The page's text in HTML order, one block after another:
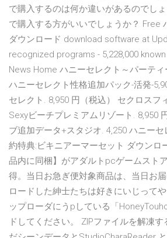
で購入するのは何か違いがあるのでし
で購入する方がいいでしょうか？ Free
ダウンロード download software at
recognized programs - 5,228,000
News Home ハニーセレクト～パーティ
ハニーセレクト性格追加パック-活発-
セレクト. 8,950 円（税込） セクロスフ
Sexyビーチプレミアムリゾート. 8,950
ブ追加データ+スタジオ. 4,250 ハニー
約特典:ビキニアーマーセット ダウン
品内に同梱】がアダルトpcゲームスト
得。当日お急ぎ便対象商品は、当日お
ロードした紳士たちは好きにいじって
ップローダにうpしている「
ドしてください。 ZIPファイルを解凍